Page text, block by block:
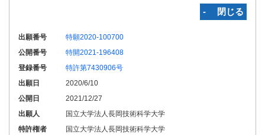
‐ 閉じる
出願番号
特願2020-100700
公開番号
特開2021-196408
登録番号
特許第7430906号
出願日
2020/6/10
公開日
2021/12/27
出願人
国立大学法人長岡技術科学大学
特許権者
国立大学法人長岡技術科学大学